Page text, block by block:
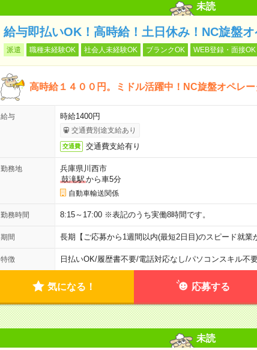
未読
給与即払いOK！高時給！土日休み！NC旋盤
派遣 職種未経験OK 社会人未経験OK ブランクOK WEB登録・面接OK
高時給１４００円。ミドル活躍中！NC旋盤オペレ
給与 時給1400円
交通費別途支給あり
交通費 交通費支給有り
勤務地
兵庫県川西市
鼓滝駅から車5分
自動車輸送関係
勤務時間 8:15～17:00 ※表記のうち実働8時間です。
期間 長期【ご応募から1週間以内(最短2日目)のスピード就業
特徴 日払いOK/履歴書不要/電話対応なし/パソコンスキル不
気になる！ 応募する
未読